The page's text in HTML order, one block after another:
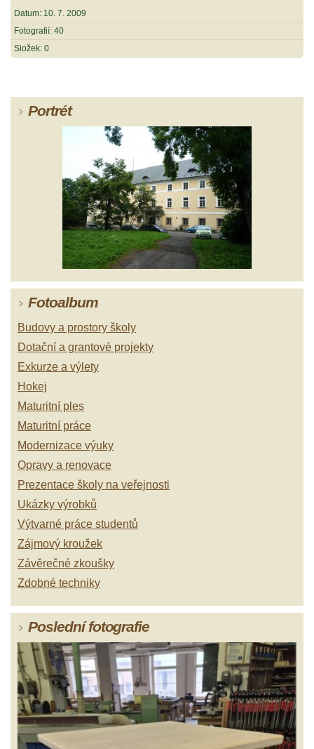
Datum: 10. 7. 2009
Fotografií: 40
Složek: 0
Portrét
Fotoalbum
Budovy a prostory školy
Dotační a grantové projekty
Exkurze a výlety
Hokej
Maturitní ples
Maturitní práce
Modernizace výuky
Opravy a renovace
Prezentace školy na veřejnosti
Ukázky výrobků
Výtvarné práce studentů
Zájmový kroužek
Závěrečné zkoušky
Zdobné techniky
Poslední fotografie